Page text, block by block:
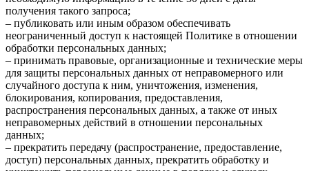
получения такого запроса;
– публиковать или иным образом обеспечивать
неограниченный доступ к настоящей Политике в отношении
обработки персональных данных;
– принимать правовые, организационные и технические меры
для защиты персональных данных от неправомерного или
случайного доступа к ним, уничтожения, изменения,
блокирования, копирования, предоставления,
распространения персональных данных, а также от иных
неправомерных действий в отношении персональных
данных;
– прекратить передачу (распространение, предоставление,
доступ) персональных данных, прекратить обработку и